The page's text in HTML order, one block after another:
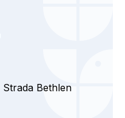
Strada Bethlen